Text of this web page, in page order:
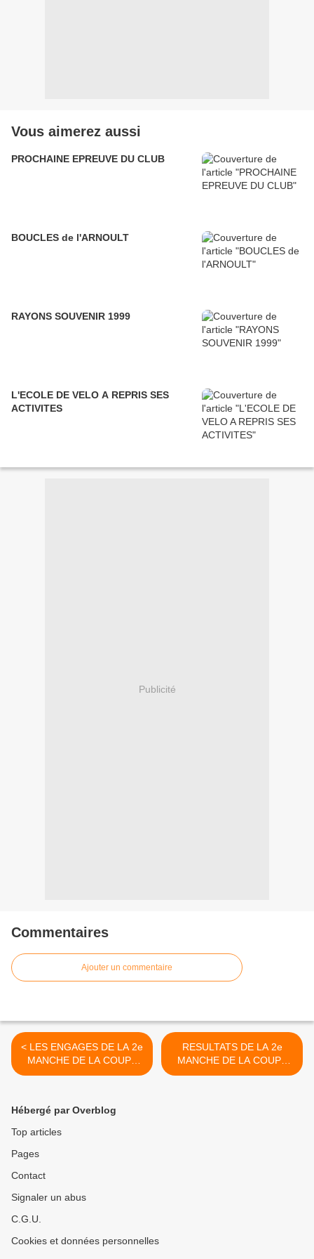
Vous aimerez aussi
PROCHAINE EPREUVE DU CLUB
BOUCLES de l'ARNOULT
RAYONS SOUVENIR 1999
L'ECOLE DE VELO A REPRIS SES
ACTIVITES
Publicité
Commentaires
Ajouter un commentaire
< LES ENGAGES DE LA 2e
MANCHE DE LA COUPE
REGIONALE VTT A NIEUL
RESULTATS DE LA 2e
MANCHE DE LA COUPE
POITOU-CHARENTES VTT
Hébergé par Overblog
Top articles
Pages
Contact
Signaler un abus
C.G.U.
Cookies et données personnelles